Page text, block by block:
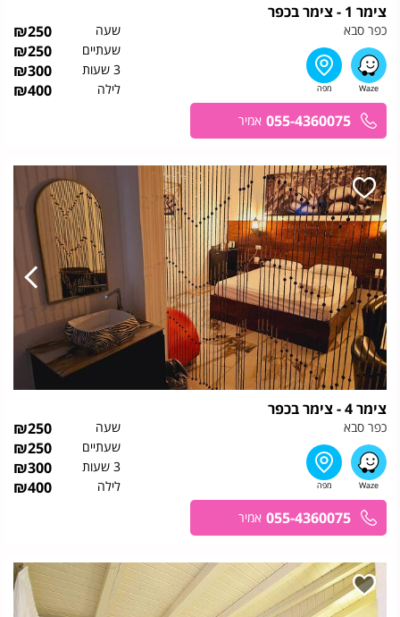
צימר 1 - צימר בכפר
כפר סבא שעה ₪250
שעתיים ₪250
3 שעות ₪300
לילה ₪400
055-4360075 אמיר
צימר 4 - צימר בכפר
כפר סבא שעה ₪250
שעתיים ₪250
3 שעות ₪300
לילה ₪400
055-4360075 אמיר